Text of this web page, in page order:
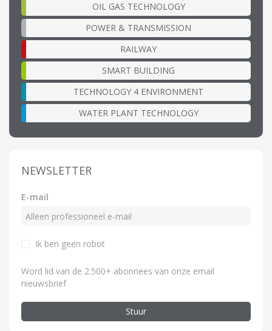
OIL GAS TECHNOLOGY
POWER & TRANSMISSION
RAILWAY
SMART BUILDING
TECHNOLOGY 4 ENVIRONMENT
WATER PLANT TECHNOLOGY
NEWSLETTER
E-mail
Ik ben geen robot
Word lid van de 2.500+ abonnees van onze email
nieuwsbrief
Stuur